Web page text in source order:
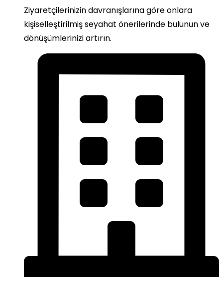
Ziyaretçilerinizin davranışlarına göre onlara
kişiselleştirilmiş seyahat önerilerinde bulunun ve
dönüşümlerinizi artırın.